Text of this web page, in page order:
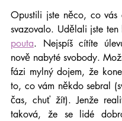
Opustili jste něco, co vás
svazovalo. Udělali jste ten
pouta. Nejspíš cítíte
nově nabyté svobody.
fázi mylný dojem, že
to, co vám někdo sebral
čas, chuť žít). Jenže
taková, že se lidé